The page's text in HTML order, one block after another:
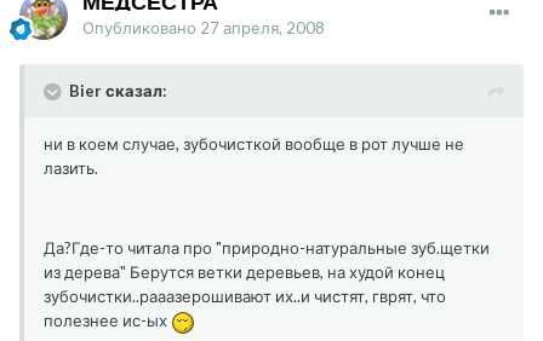
Опубликовано 27 апреля, 2008
Bier сказал:
ни в коем случае, зубочисткой вообще в рот лучше не
лазить.
Да?Где-то читала про "природно-натуральные зуб.щетки
из дерева" Берутся ветки деревьев, на худой конец
зубочистки..рааазерошивают их..и чистят, гврят, что
полезнее ис-ых